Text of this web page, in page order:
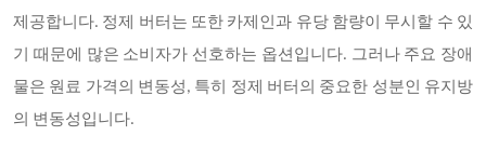
제공합니다. 정제 버터는 또한 카제인과 유당 함량이 무시할 수 있
기 때문에 많은 소비자가 선호하는 옵션입니다. 그러나 주요 장애
물은 원료 가격의 변동성, 특히 정제 버터의 중요한 성분인 유지방
의 변동성입니다.